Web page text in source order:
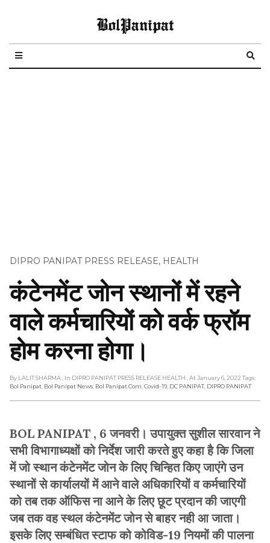
BolPanipat
DIPRO PANIPAT PRESS RELEASE, HEALTH
कंटेनमेंट जोन स्थानों में रहने
वाले कर्मचारियों को वर्क फ्रॉम
होम करना होगा।
By LALIT SHARMA , In DIPRO PANIPAT PRESS RELEASE HEALTH , At January 6, 2022 Tags:
Bol Panipat Bol Panipat News Bol Panipat.com Covid-19 DC PANIPAT DIPRO PANIPAT
BOL PANIPAT , 6 जनवरी। उपायुक्त सुशील सारवान ने
सभी विभागाध्यक्षों को निर्देश जारी करते हुए कहा है कि जिला
में जो स्थान कंटेनमेंट जोन के लिए चिन्हित किए जाएंगे उन
स्थानों से कार्यालयों में आने वाले अधिकारियों व कर्मचारियों
को तब तक ऑफिस ना आने के लिए छूट प्रदान की जाएगी
जब तक वह स्थल कंटेनमेंट जोन से बाहर नही आ जाता।
इसके लिए सम्बंधित स्टाफ को कोविड-19 नियमों की पालना